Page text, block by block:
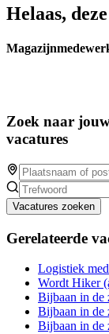
Helaas,
Zoek naar
vacatures
Vacatures zoeken
Gerelateerde
Logistiek
Wordt Hiker
Bijbaan in de
Bijbaan in de
Bijbaan in de